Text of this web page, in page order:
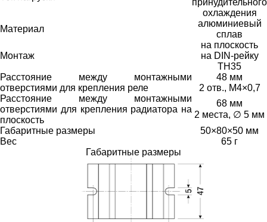
охлаждения
Материал
алюминиевый
сплав
Монтаж
на плоскость
на DIN-рейку
ТН35
Расстояние между монтажными
отверстиями для крепления реле
48 мм
2 отв., М4×0,7
Расстояние между монтажными
отверстиями для крепления радиатора на
плоскость
68 мм
2 места, ∅ 5 мм
Габаритные размеры
50×80×50 мм
Вес
65 г
Габаритные размеры